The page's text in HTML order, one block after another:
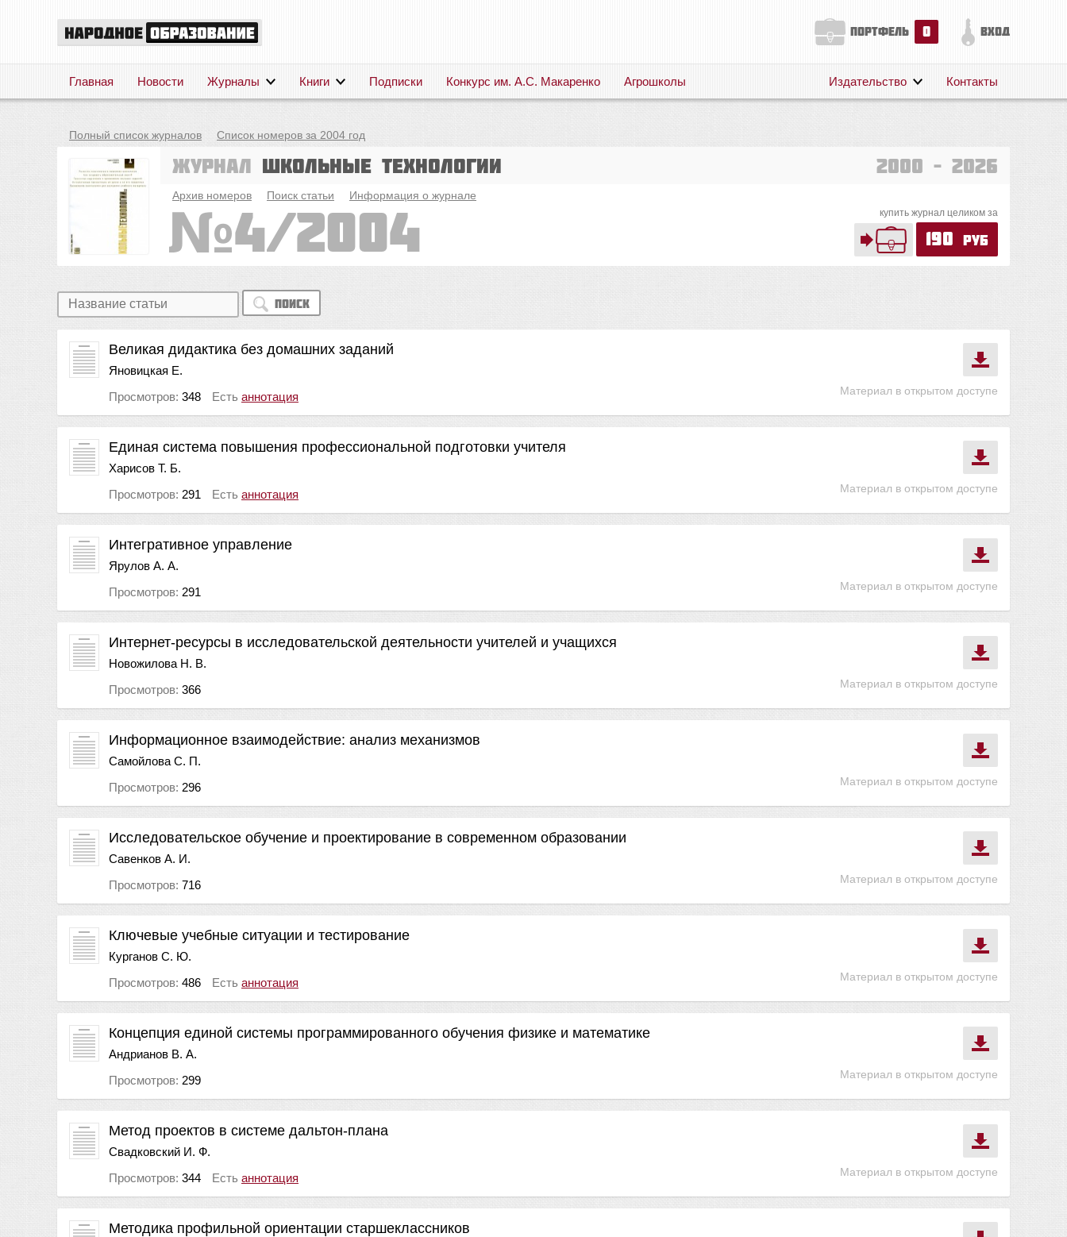
портфель 0 вход
Главная Новости Журналы Книги Подписки Конкурс им. А.С. Макаренко Агрошколы
Поддержка
Издательство Контакты
Полный список журналов Список номеров за 2004 год
Журнал Школьные технологии 2000 – 2026
Архив номеров Поиск статьи Информация о журнале
купить журнал целиком за
190 руб
4/2004
Поиск
Материал в открытом доступе
Великая дидактика без домашних заданий
Яновицкая Е.
Просмотров: 348 Есть аннотация
Материал в открытом доступе
Единая система повышения профессиональной подготовки учителя
Харисов Т. Б.
Просмотров: 291 Есть аннотация
Материал в открытом доступе
Интегративное управление
Ярулов А. А.
Просмотров: 291
Материал в открытом доступе
Интернет-ресурсы в исследовательской деятельности учителей и учащихся
Новожилова Н. В.
Просмотров: 366
Материал в открытом доступе
Информационное взаимодействие: анализ механизмов
Самойлова С. П.
Просмотров: 296
Материал в открытом доступе
Исследовательское обучение и проектирование в современном образовании
Савенков А. И.
Просмотров: 716
Материал в открытом доступе
Ключевые учебные ситуации и тестирование
Курганов С. Ю.
Просмотров: 486 Есть аннотация
Материал в открытом доступе
Концепция единой системы программированного обучения физике и математике
Андрианов В. А.
Просмотров: 299
Материал в открытом доступе
Метод проектов в системе дальтон-плана
Свадковский И. Ф.
Просмотров: 344 Есть аннотация
Методика профильной ориентации старшеклассников